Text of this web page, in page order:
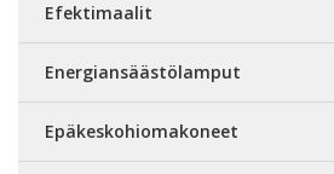
Efektimaalit
Energiansäästölamput
Epäkeskohiomakoneet